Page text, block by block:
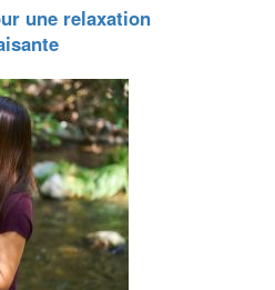
une relaxation